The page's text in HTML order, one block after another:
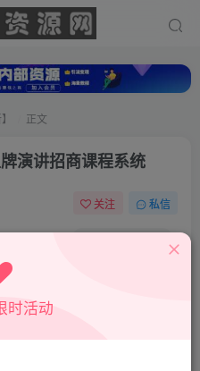
正文
演讲招商课程系统
关注 私信
0 42 0
时活动